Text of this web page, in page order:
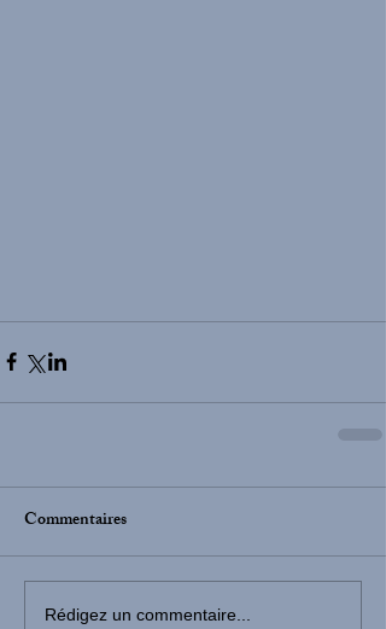
Commentaires
Rédigez un commentaire...